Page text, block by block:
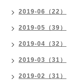
2019-06（22）
2019-05（39）
2019-04（32）
2019-03（31）
2019-02（31）